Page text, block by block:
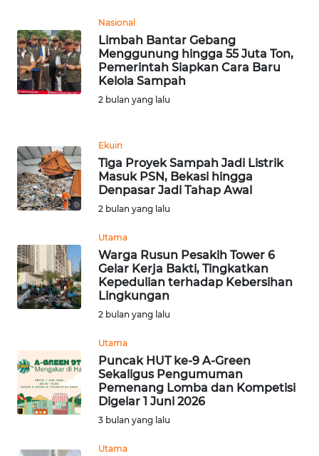
Nasional
Limbah Bantar Gebang
Menggunung hingga 55 Juta Ton,
Pemerintah Siapkan Cara Baru
Kelola Sampah
2 bulan yang lalu
Ekuin
Tiga Proyek Sampah Jadi Listrik
Masuk PSN, Bekasi hingga
Denpasar Jadi Tahap Awal
2 bulan yang lalu
Utama
Warga Rusun Pesakih Tower 6
Gelar Kerja Bakti, Tingkatkan
Kepedulian terhadap Kebersihan
Lingkungan
2 bulan yang lalu
Utama
Puncak HUT ke-9 A-Green
Sekaligus Pengumuman
Pemenang Lomba dan Kompetisi
Digelar 1 Juni 2026
3 bulan yang lalu
Utama
JABAR
WN
BANTEN
NTT
WN
KEPRI
PAPUA
WN
PAPUA
WN
RIAU
WN